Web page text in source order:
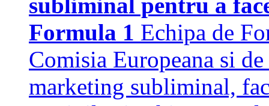
Formula 1 Echipa de
Comisia Europeana si
marketing subliminal,